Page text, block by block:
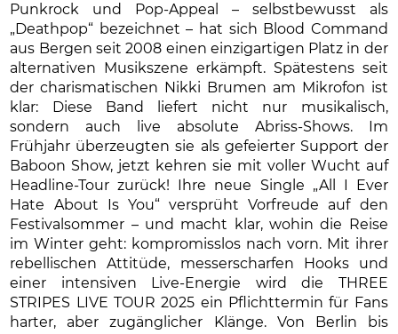
Punkrock und Pop-Appeal – selbstbewusst als
„Deathpop“ bezeichnet – hat sich Blood Command
aus Bergen seit 2008 einen einzigartigen Platz in der
alternativen Musikszene erkämpft. Spätestens seit
der charismatischen Nikki Brumen am Mikrofon ist
klar: Diese Band liefert nicht nur musikalisch,
sondern auch live absolute Abriss-Shows. Im
Frühjahr überzeugten sie als gefeierter Support der
Baboon Show, jetzt kehren sie mit voller Wucht auf
Headline-Tour zurück! Ihre neue Single „All I Ever
Hate About Is You“ versprüht Vorfreude auf den
Festivalsommer – und macht klar, wohin die Reise
im Winter geht: kompromisslos nach vorn. Mit ihrer
rebellischen Attitüde, messerscharfen Hooks und
einer intensiven Live-Energie wird die THREE
STRIPES LIVE TOUR 2025 ein Pflichttermin für Fans
harter, aber zugänglicher Klänge. Von Berlin bis